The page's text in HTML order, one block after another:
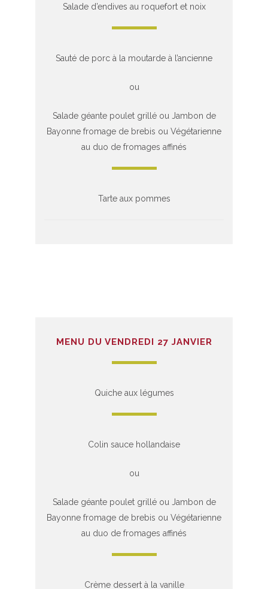
Salade d’endives au roquefort et noix
Sauté de porc à la moutarde à l’ancienne
ou
Salade géante poulet grillé ou Jambon de
Bayonne fromage de brebis ou Végétarienne
au duo de fromages affinés
Tarte aux pommes
MENU DU VENDREDI 27 JANVIER
Quiche aux légumes
Colin sauce hollandaise
ou
Salade géante poulet grillé ou Jambon de
Bayonne fromage de brebis ou Végétarienne
au duo de fromages affinés
Crème dessert à la vanille